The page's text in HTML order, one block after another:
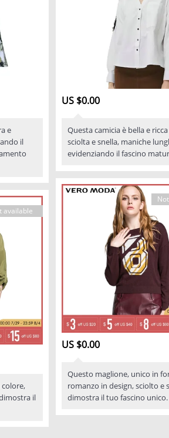
e
il
US $0.00
Questa camicia è bella e
sciolta e snella, maniche
evidenziando il fascino
US $0.00
Questo maglione, unico in
romanzo in design, sciolto e
dimostra il tuo fascino unico.
available
colore,
il